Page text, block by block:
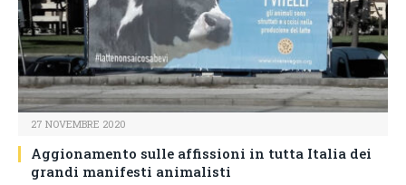
27 NOVEMBRE 2020
Aggionamento sulle affissioni in tutta Italia dei
grandi manifesti animalisti